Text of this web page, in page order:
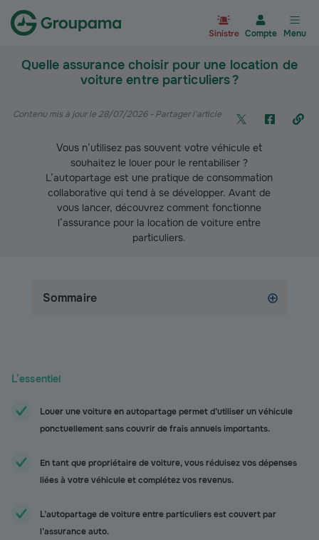
Sinistre Compte Menu
Quelle assurance choisir pour une location de
voiture entre particuliers ?
Contenu mis à jour le 28/07/2026- Partager l'article
Vous n’utilisez pas souvent votre véhicule et
souhaitez le louer pour le rentabiliser ?
L’autopartage est une pratique de consommation
collaborative qui tend à se développer. Avant de
vous lancer, découvrez comment fonctionne
l’assurance pour la location de voiture entre
particuliers.
Sommaire
L’essentiel
Louer une voiture en autopartage permet d’utiliser un véhicule
ponctuellement sans couvrir de frais annuels importants.
En tant que propriétaire de voiture, vous réduisez vos dépenses
liées à votre véhicule et complétez vos revenus.
L’autopartage de voiture entre particuliers est couvert par
l’assurance auto.